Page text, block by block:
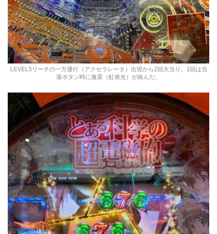
LEVEL5リーチの一方通行（アクセラレータ）出現から2回大当り。1回は当
落ボタン時に激震（虹発光）が絡んだ。